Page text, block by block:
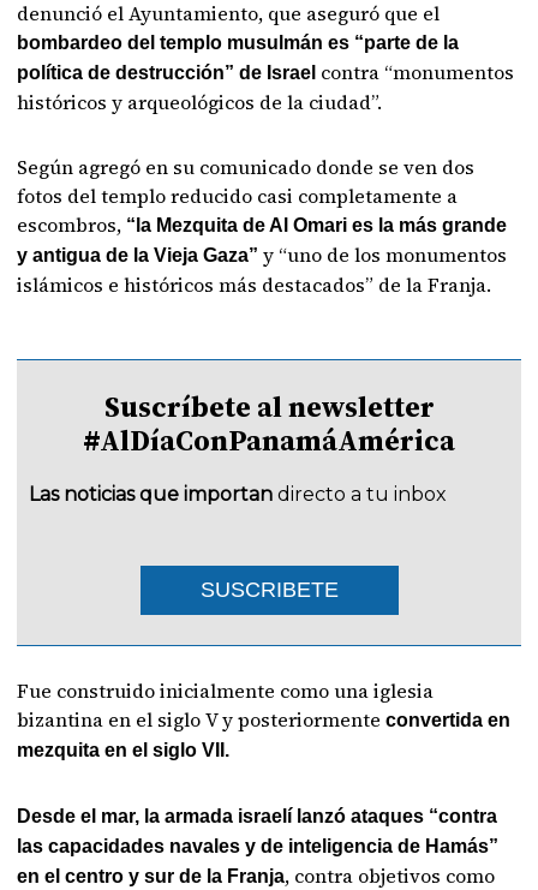
denunció el Ayuntamiento, que aseguró que el
bombardeo del templo musulmán es “parte de la
política de destrucción” de Israel contra “monumentos
históricos y arqueológicos de la ciudad”.
Según agregó en su comunicado donde se ven dos
fotos del templo reducido casi completamente a
escombros, “la Mezquita de Al Omari es la más grande
y antigua de la Vieja Gaza”y “uno de los monumentos
islámicos e históricos más destacados” de la Franja.
Suscríbete al newsletter
#AlDíaConPanamáAmérica
Las noticias que importan directo a tu inbox
SUSCRIBETE
Fue construido inicialmente como una iglesia
bizantina en el siglo V y posteriormenteconvertida en
mezquita en el siglo VII.
Desde el mar, la armada israelí lanzó ataques “contra
las capacidades navales y de inteligencia de Hamás”
en el centro y sur de la Franja, contra objetivos como